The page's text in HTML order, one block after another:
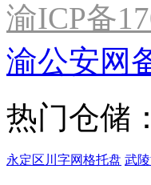
渝ICP备
渝公安网
热门仓储：
永定区川字网格托盘 武